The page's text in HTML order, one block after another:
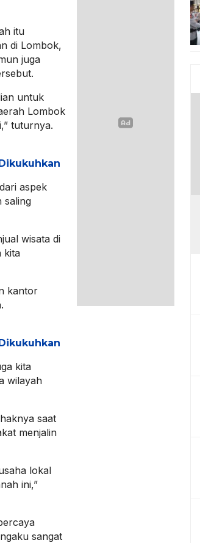
itu
di Lombok,
juga
untuk
Lombok
tuturnya.
aspek
saling
wisata di
kita
kantor
kita
wilayah
saat
menjalin
lokal
ini,”
sangat